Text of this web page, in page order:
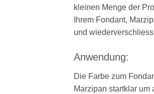
kleinen Menge der
Ihrem Fondant,
und
Anwendung:
Die Farbe zum
Marzipan startklar um